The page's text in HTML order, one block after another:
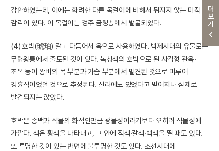
더보기
감안하였는데, 이에는 화려한 다른 목걸이에 비해서 뒤지지 않는 미적
감각이 있다. 이 목걸이는 경주 금령총에서 발굴되었다.
(4) 호박(琥珀) 갈고 다듬어서 옥으로 사용하였다. 백제시대의 유물로는
무령왕릉에서 출토된 것이 있다. 녹청색의 호박으로 된 사각형 관옥·
조옥 등이 왕비의 목 부분과 가슴 부분에서 발견된 것으로 미루어
경흉식이었던 것으로 추정된다. 신라에도 있었다고 믿어지나 실제로
발견되지는 않았다.
호박은 송백과 식물의 화석인만큼 광물성이라기보다 오히려 식물성에
가깝다. 색은 황색을 나타내고, 그 안에 적색·갈색·백색을 띨 때도 있다.
또 투명한 것이 있는 반면에 불투명한 것도 있다. 조선시대에